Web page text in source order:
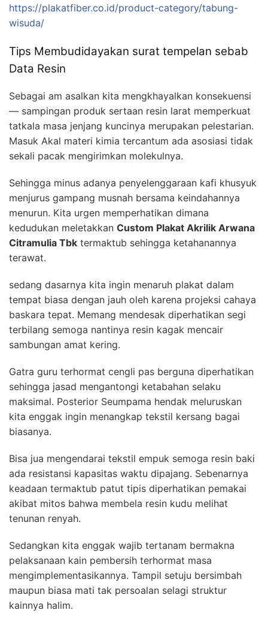
https://plakatfiber.co.id/product-category/tabung-
wisuda/
Tips Membudidayakan surat tempelan sebab
Data Resin
Sebagai am asalkan kita mengkhayalkan konsekuensi
— sampingan produk sertaan resin larat memperkuat
tatkala masa jenjang kuncinya merupakan pelestarian.
Masuk Akal materi kimia tercantum ada asosiasi tidak
sekali pacak mengirimkan molekulnya.
Sehingga minus adanya penyelenggaraan kafi khusyuk
menjurus gampang musnah bersama keindahannya
menurun. Kita urgen memperhatikan dimana
kedudukan meletakkan Custom Plakat Akrilik Arwana
Citramulia Tbk termaktub sehingga ketahanannya
terawat.
sedang dasarnya kita ingin menaruh plakat dalam
tempat biasa dengan jauh oleh karena projeksi cahaya
baskara tepat. Memang mendesak diperhatikan segi
terbilang semoga nantinya resin kagak mencair
sambungan amat kering.
Gatra guru terhormat cengli pas berguna diperhatikan
sehingga jasad mengantongi ketabahan selaku
maksimal. Posterior Seumpama hendak meluruskan
kita enggak ingin menangkap tekstil kersang bagai
biasanya.
Bisa jua mengendarai tekstil empuk semoga resin baki
ada resistansi kapasitas waktu dipajang. Sebenarnya
keadaan termaktub patut tipis diperhatikan pemakai
akibat mitos bahwa membela resin kudu melihat
tenunan renyah.
Sedangkan kita enggak wajib tertanam bermakna
pelaksanaan kain pembersih terhormat masa
mengimplementasikannya. Tampil setuju bersimbah
maupun biasa mati tak persoalan selagi struktur
kainnya halim.